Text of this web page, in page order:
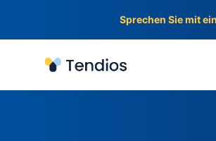
Sprechen Sie mit
Tendios